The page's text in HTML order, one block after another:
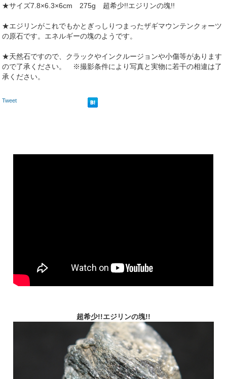
★サイズ7.8×6.3×6cm 275g 超希少!!エジリンの塊!!
★エジリンがこれでもかとぎっしりつまったザギマウンテンクォーツ
の原石です。エネルギーの塊のようです。
★天然石ですので、クラックやインクルージョンや小傷等があります
ので了承ください。 ※撮影条件により写真と実物に若干の相違は了
承ください。
Tweet
超希少!!エジリンの塊!!